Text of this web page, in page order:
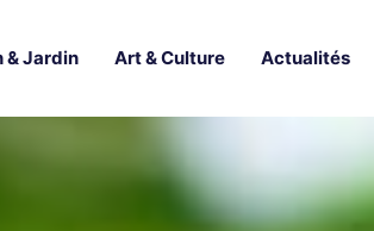
& Jardin Art & Culture Actualités